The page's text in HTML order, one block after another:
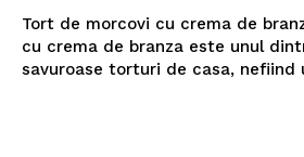
Tort de morcovi cu crema de
cu crema de branza este unul
savuroase torturi de casa, nefiind